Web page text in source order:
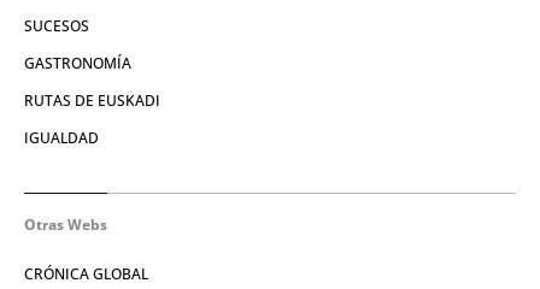
SUCESOS
GASTRONOMÍA
RUTAS DE EUSKADI
IGUALDAD
Otras Webs
CRÓNICA GLOBAL